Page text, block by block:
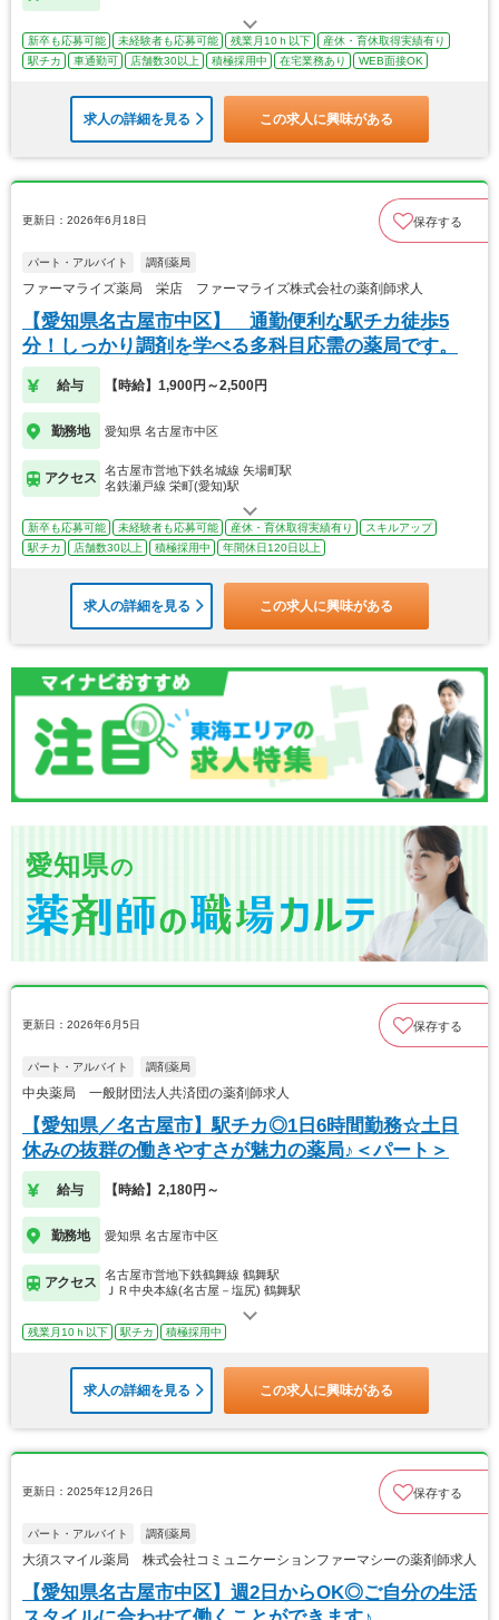
新卒も応募可能 未経験者も応募可能 残業月10ｈ以下
産休・育休取得実績有り
駅チカ
車通勤可 店舗数30以上 積極採用中 在宅業務あり WEB面接OK
求人の詳細を見る この求人に興味がある
更新日：2026年6月18日 保存する
パート・アルバイト 調剤薬局
ファーマライズ薬局 栄店 ファーマライズ株式会社の薬剤師求人
【愛知県名古屋市中区】 通勤便利な駅チカ徒歩5
分！しっかり調剤を学べる多科目応需の薬局です。
給与 【時給】1,900円～2,500円
勤務地 愛知県 名古屋市中区
アクセス
名古屋市営地下鉄名城線 矢場町駅
名鉄瀬戸線 栄町(愛知)駅
新卒も応募可能 未経験者も応募可能 産休・育休取得実績有り
スキルアップ
駅チカ
店舗数30以上 積極採用中 年間休日120日以上
求人の詳細を見る この求人に興味がある
愛知県の
更新日：2026年6月5日 保存する
パート・アルバイト 調剤薬局
中央薬局 一般財団法人共済団の薬剤師求人
【愛知県／名古屋市】駅チカ◎1日6時間勤務☆土日
休みの抜群の働きやすさが魅力の薬局♪＜パート＞
給与 【時給】2,180円～
勤務地 愛知県 名古屋市中区
アクセス
名古屋市営地下鉄鶴舞線 鶴舞駅
ＪＲ中央本線(名古屋－塩尻) 鶴舞駅
残業月10ｈ以下 駅チカ 積極採用中
求人の詳細を見る この求人に興味がある
更新日：2025年12月26日 保存する
パート・アルバイト 調剤薬局
大須スマイル薬局 株式会社コミュニケーションファーマシーの薬剤師求人
【愛知県名古屋市中区】週2日からOK◎ご自分の生活